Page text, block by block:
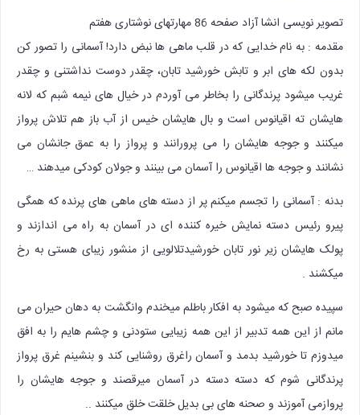
تصویر نویسی انشا آزاد صفحه 86 مهارتهای نوشتاری هفتم
مقدمه : به نام خدایی که در قلب ماهی ها نبض دارد! آسمانی را تصور کن
بدون لکه های ابر و تابش خورشید تابان، چقدر دوست نداشتنی و چقدر
غریب میشود پرندگانی را بخاطر می آوردم در خیال های نیمه شبم که لانه
هایشان ته اقیانوس است و بال هایشان خیس از آب باز هم تلاش پرواز
میکنند و جوجه هایشان را می پرورانند و پرواز را به عمق جانشان می
نشانند و جوجه ها اقیانوس را آسمان می بینند و جولان کودکی میدهند …
بدنه : آسمانی را تجسم میکنم پر از دسته های ماهی های پرنده که همگی
پیرو رئیس دسته نمایش خیره کننده ای در آسمان به راه می اندازند و
پولک هایشان زیر نور تابان خورشیدتلالویی از منشور زیبای هستی به رخ
میکشند .
سپیده صبح که میشود به افکار باطلم میخندم وانگشت به دهان حیران می
مانم از این همه تدبیر از این همه زیبایی ستودنی و چشم هایم را به افق
میدوزم تا خورشید بدمد و آسمان راغرق روشنایی کند و بنشینم غرق پرواز
پرندگانی شوم که دسته دسته در آسمان میرقصند و جوجه هایشان را
پروازمی آموزند و صحنه های بی بدیل خلقت خلق میکنند ..